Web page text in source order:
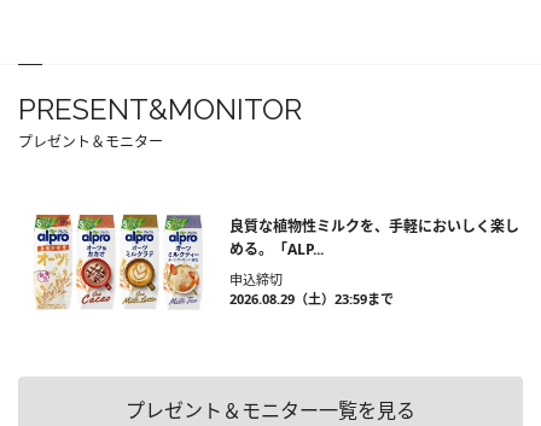
PRESENT&MONITOR
プレゼント＆モニター
良質な植物性ミルクを、手軽においしく楽し
める。「ALP...
申込締切
2026.08.29（土）23:59まで
プレゼント＆モニター一覧を見る